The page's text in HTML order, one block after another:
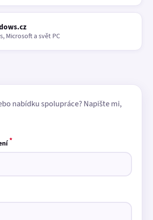
Microsoft a svět PC
nabídku spolupráce? Napište mi,
*